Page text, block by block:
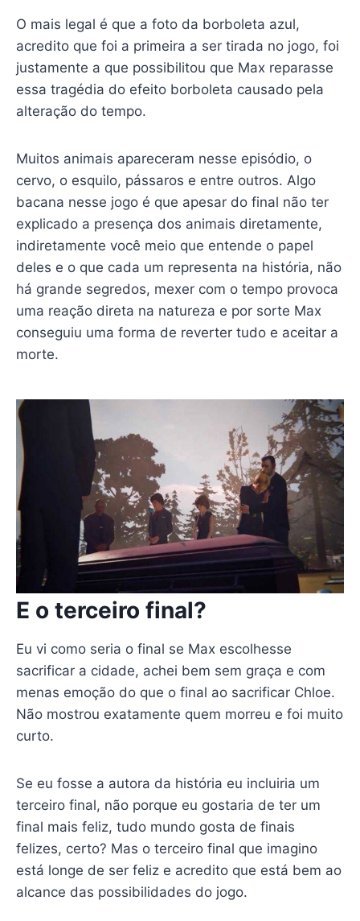
O mais legal é que a foto da borboleta azul,
acredito que foi a primeira a ser tirada no jogo, foi
justamente a que possibilitou que Max reparasse
essa tragédia do efeito borboleta causado pela
alteração do tempo.
Muitos animais apareceram nesse episódio, o
cervo, o esquilo, pássaros e entre outros. Algo
bacana nesse jogo é que apesar do final não ter
explicado a presença dos animais diretamente,
indiretamente você meio que entende o papel
deles e o que cada um representa na história, não
há grande segredos, mexer com o tempo provoca
uma reação direta na natureza e por sorte Max
conseguiu uma forma de reverter tudo e aceitar a
morte.
E o terceiro final?
Eu vi como seria o final se Max escolhesse
sacrificar a cidade, achei bem sem graça e com
menas emoção do que o final ao sacrificar Chloe.
Não mostrou exatamente quem morreu e foi muito
curto.
Se eu fosse a autora da história eu incluiria um
terceiro final, não porque eu gostaria de ter um
final mais feliz, tudo mundo gosta de finais
felizes, certo? Mas o terceiro final que imagino
está longe de ser feliz e acredito que está bem ao
alcance das possibilidades do jogo.